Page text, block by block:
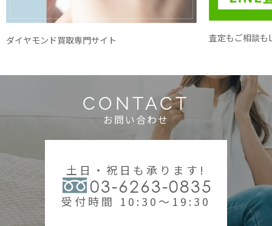
ダイヤモンド買取専門サイト 査定もご相談も
CONTACT
お問い合わせ
土日・祝日も承ります!
03-6263-0835
受付時間 10:30～19:30